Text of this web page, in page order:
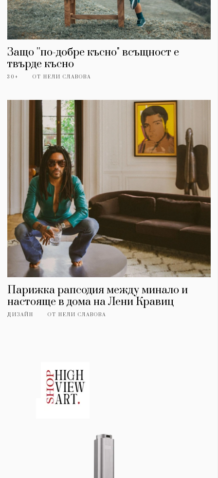
Защо ''по-добре късно" всъщност е
твърде късно
30+ ОТ НЕЛИ СЛАВОВА
Парижка рапсодия между минало и
настояще в дома на Лени Кравиц
ДИЗАЙН ОТ НЕЛИ СЛАВОВА